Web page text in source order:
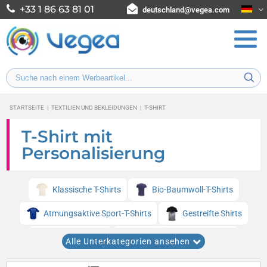
+33 1 86 63 81 01 deutschland@vegea.com
STARTSEITE | TEXTILIEN UND BEKLEIDUNGEN | T-SHIRT
T-Shirt mit
Personalisierung
Klassische T-Shirts Bio-Baumwoll-T-Shirts
Atmungsaktive Sport-T-Shirts Gestreifte Shirts
Kinder T-Shirts Berufliche Arbeits-T-Shirts
V-Ausschnitt T-Shirts Damen T-Shirts
Alle Unterkategorien ansehen